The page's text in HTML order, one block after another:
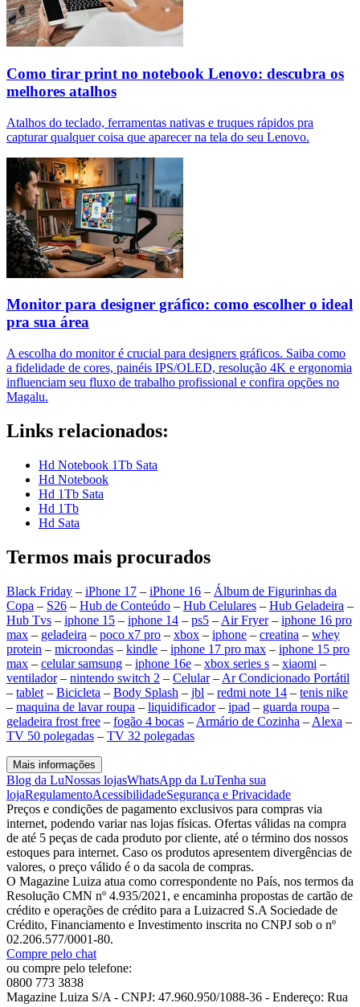
Como tirar print no notebook Lenovo: descubra os
melhores atalhos
Atalhos do teclado, ferramentas nativas e truques rápidos pra
capturar qualquer coisa que aparecer na tela do seu Lenovo.
Monitor para designer gráfico: como escolher o ideal
pra sua área
A escolha do monitor é crucial para designers gráficos. Saiba como
a fidelidade de cores, painéis IPS/OLED, resolução 4K e ergonomia
influenciam seu fluxo de trabalho profissional e confira opções no
Magalu.
Links relacionados:
Hd Notebook 1Tb Sata
Hd Notebook
Hd 1Tb Sata
Hd 1Tb
Hd Sata
Termos mais procurados
Black Friday – iPhone 17 – iPhone 16 – Álbum de Figurinhas da
Copa – S26 – Hub de Conteúdo – Hub Celulares – Hub Geladeira –
Hub Tvs – iphone 15 – iphone 14 – ps5 – Air Fryer– iphone 16 pro
max – geladeira – poco x7 pro – xbox – iphone – creatina – whey
protein – microondas – kindle – iphone 17 pro max – iphone 15 pro
max – celular samsung – iphone 16e – xbox series s – xiaomi –
ventilador– nintendo switch 2 – Celular– Ar Condicionado Portátil
– tablet – Bicicleta – Body Splash – jbl – redmi note 14 – tenis nike
– maquina de lavar roupa – liquidificador– ipad – guarda roupa –
geladeira frost free – fogão 4 bocas – Armário de Cozinha – Alexa –
TV 50 polegadas – TV 32 polegadas
Mais informações
Blog da LuNossas lojasWhatsApp da LuTenha sua
lojaRegulamentoAcessibilidadeSegurança e Privacidade
Preços e condições de pagamento exclusivos para compras via
internet, podendo variar nas lojas físicas. Ofertas válidas na compra
de até 5 peças de cada produto por cliente, até o término dos nossos
estoques para internet. Caso os produtos apresentem divergências de
valores, o preço válido é o da sacola de compras.
O Magazine Luiza atua como correspondente no País, nos termos da
Resolução CMN nº 4.935/2021, e encaminha propostas de cartão de
crédito e operações de crédito para a Luizacred S.A Sociedade de
Crédito, Financiamento e Investimento inscrita no CNPJ sob o nº
02.206.577/0001-80.
Compre pelo chat
ou compre pelo telefone:
0800 773 3838
Magazine Luiza S/A - CNPJ: 47.960.950/1088-36 - Endereço: Rua